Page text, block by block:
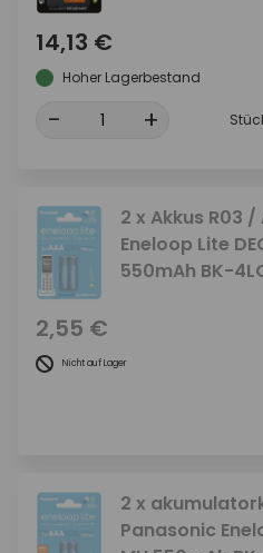
14,13 €
Hoher Lagerbestand
- +
2 x Akkus R03
Eneloop Lite
550mAh BK-
2,55 €
Nicht auf Lager
2 x
Panasonic